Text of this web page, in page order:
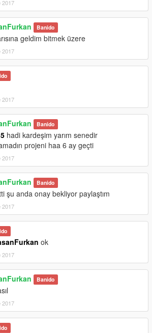
2017
Banido
geldim bitmek üzere
2017
2017
Banido
hadi kardeşim yarım senedir
projeni haa 6 ay geçti
2017
Banido
şu anda onay bekliyor paylaştım
2017
ok
2017
Banido
2017